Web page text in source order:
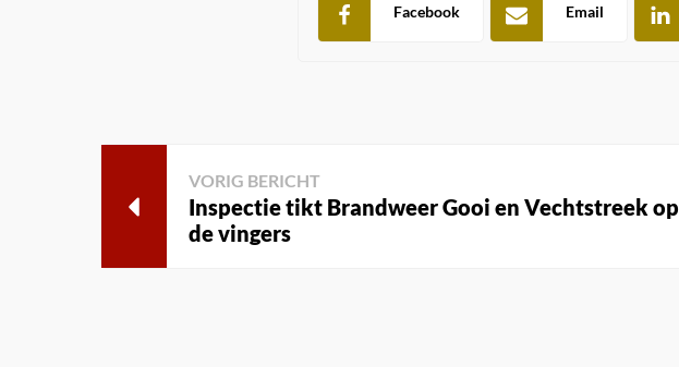
Facebook Email
VORIG BERICHT
Inspectie tikt Brandweer Gooi en Vechtstreek op
de vingers